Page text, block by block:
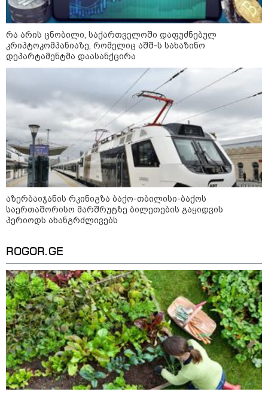
12:34 / 08-08-2026
რას აცხადებს ირაკლი კობახიძე
ელექტროენერგიის რამდენჯერმე
გათიშვასთან დაკავშირებით?
თავისუფლებისთვის შეწირული
გმირების მემორიალზე
გაკეთდა" - "ნაციონალური
მოძრაობა"
19:03 / 08-08-2026
"მკაცრად ვგმობთ ირაკლი
კობახიძის განცხადებას" -
"კოალიცია ცვლილებისთვის"
რა არის ცნობილი, საქართველოში დაფუძნებულ
კრიპტოკომპანიაზე, რომელიც აშშ-ს სახაზინო
დეპარტამენტმა დაასანქცირა
აზერბაიჯანის რკინიგზა ბაქო-თბილისი-ბაქოს
საერთაშორისო მარშრუტზე ბილეთების გაყიდვის
პერიოდს ახანგრძლივებს
ROGOR.GE